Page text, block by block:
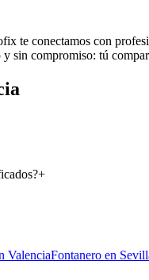
te conectamos con
sin compromiso: tú
+
ValenciaFontanero en